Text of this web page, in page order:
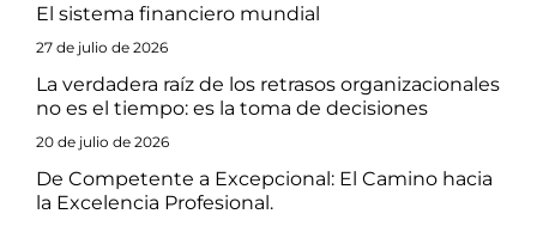
El sistema financiero mundial
27 de julio de 2026
La verdadera raíz de los retrasos organizacionales
no es el tiempo: es la toma de decisiones
20 de julio de 2026
De Competente a Excepcional: El Camino hacia
la Excelencia Profesional.